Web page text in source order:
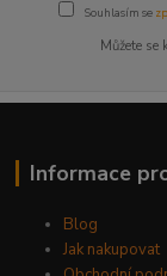
Souhlasím se
Můžete
Informace
Blog
Jak nakupovat